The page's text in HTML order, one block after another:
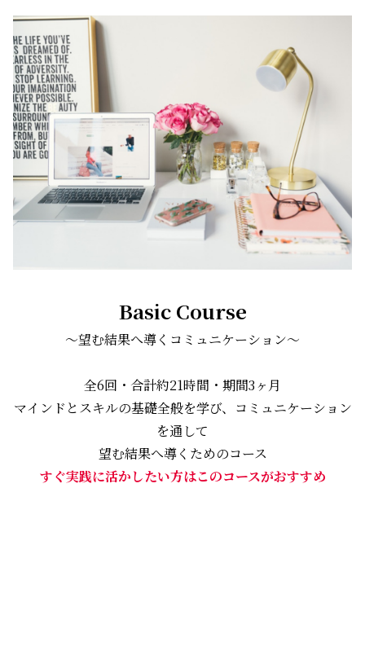
Basic Course
〜望む結果へ導くコミュニケーション〜
全6回・合計約21時間・期間3ヶ月
マインドとスキルの基礎全般を学び、コミュニケーション
を通して
望む結果へ導くためのコース
すぐ実践に活かしたい方はこのコースがおすすめ